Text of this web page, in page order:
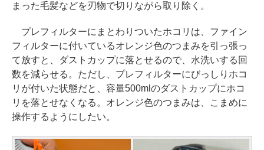
まった毛髪などを刃物で切りながら取り除く。
プレフィルターにまとわりついたホコリは、ファイン
フィルターに付いているオレンジ色のつまみを引っ張っ
て放すと、ダストカップに落とせるので、水洗いする回
数を減らせる。ただし、プレフィルターにびっしりホコ
リが付いた状態だと、容量500mlのダストカップにホコ
リを落とせなくなる。オレンジ色のつまみは、こまめに
操作するようにしたい。